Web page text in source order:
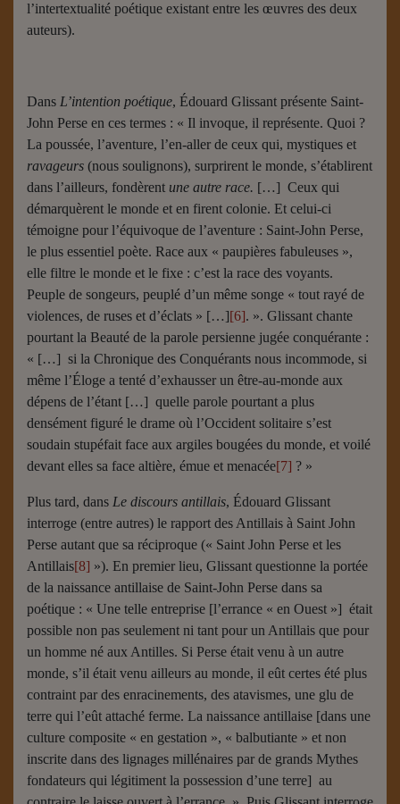
l’intertextualité poétique existant entre les œuvres des deux
auteurs).
Dans L’intention poétique, Édouard Glissant présente Saint-
John Perse en ces termes : « Il invoque, il représente. Quoi ?
La poussée, l’aventure, l’en-aller de ceux qui, mystiques et
ravageurs (nous soulignons), surprirent le monde, s’établirent
dans l’ailleurs, fondèrent une autre race. […] Ceux qui
démarquèrent le monde et en firent colonie. Et celui-ci
témoigne pour l’équivoque de l’aventure : Saint-John Perse,
le plus essentiel poète. Race aux « paupières fabuleuses »,
elle filtre le monde et le fixe : c’est la race des voyants.
Peuple de songeurs, peuplé d’un même songe « tout rayé de
violences, de ruses et d’éclats » […][6]. ». Glissant chante
pourtant la Beauté de la parole persienne jugée conquérante :
« […] si la Chronique des Conquérants nous incommode, si
même l’Éloge a tenté d’exhausser un être-au-monde aux
dépens de l’étant […] quelle parole pourtant a plus
densément figuré le drame où l’Occident solitaire s’est
soudain stupéfait face aux argiles bougées du monde, et voilé
devant elles sa face altière, émue et menacée[7] ? »
Plus tard, dans Le discours antillais, Édouard Glissant
interroge (entre autres) le rapport des Antillais à Saint John
Perse autant que sa réciproque (« Saint John Perse et les
Antillais[8] »). En premier lieu, Glissant questionne la portée
de la naissance antillaise de Saint-John Perse dans sa
poétique : « Une telle entreprise [l’errance « en Ouest »] était
possible non pas seulement ni tant pour un Antillais que pour
un homme né aux Antilles. Si Perse était venu à un autre
monde, s’il était venu ailleurs au monde, il eût certes été plus
contraint par des enracinements, des atavismes, une glu de
terre qui l’eût attaché ferme. La naissance antillaise [dans une
culture composite « en gestation », « balbutiante » et non
inscrite dans des lignages millénaires par de grands Mythes
fondateurs qui légitiment la possession d’une terre] au